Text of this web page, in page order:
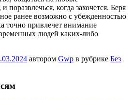
поразвлечься, когда захочется. Беря
ранее возможно с убежденностью
точно привлечет внимание
людей каких-либо
автором Gwp в рубрике Без